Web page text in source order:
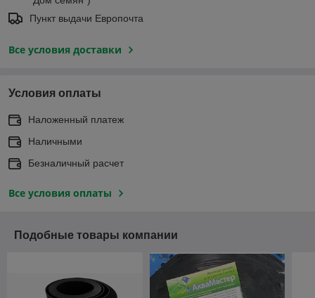
Пункт выдачи Европочта
Все условия доставки
Условия оплаты
Наложенный платеж
Наличными
Безналичный расчет
Все условия оплаты
Подобные товары компании